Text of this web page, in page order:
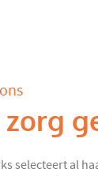
selecteert al